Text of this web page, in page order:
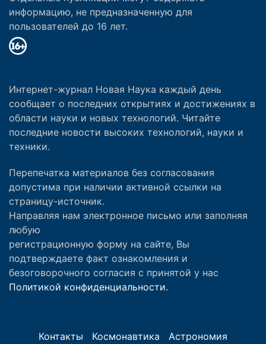
информацию, не предназначенную для
пользователей до 16 лет.
Интернет-журнал Новая Наука каждый день
сообщает о последних открытиях и достижениях в
области науки и новых технологий. Читайте
последние новости высоких технологий, науки и
техники.
Перепечатка материалов без согласования
допустима при наличии активной ссылки на
страницу-источник.
Направляя нам электронное письмо или заполняя
любую
регистрационную форму на сайте, Вы
подтверждаете факт ознакомления и
безоговорочного согласия с принятой у нас
Политикой конфиденциальности.
Контакты Космонавтика Астрономия